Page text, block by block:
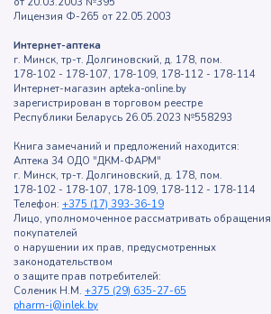
Лицензия Ф-265 от 22.05.2003
Интернет-аптека
г. Минск, тр-т. Долгиновский, д. 178, пом.
178-102 - 178-107, 178-109, 178-112 - 178-114
Интернет-магазин apteka-online.by
зарегистрирован в торговом реестре
Республики Беларусь 26.05.2023 №558293
Книга замечаний и предложений находится:
Аптека 34 ОДО "ДКМ-ФАРМ"
г. Минск, тр-т. Долгиновский, д. 178, пом.
178-102 - 178-107, 178-109, 178-112 - 178-114
Телефон: +375 (17) 393-36-19
Лицо, уполномоченное рассматривать обращения
покупателей
о нарушении их прав, предусмотренных
законодательством
о защите прав потребителей:
Соленик Н.М. +375 (29) 635-27-65
pharm-i@inlek.by